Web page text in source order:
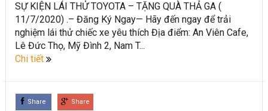
SỰ KIỆN LÁI THỬ TOYOTA – TẶNG QUÀ THẢ GA (
11/7/2020) .– Đăng Ký Ngay— Hãy đến ngay để trải
nghiệm lái thử chiếc xe yêu thích Địa điểm: An Viên Cafe,
Lê Đức Thọ, Mỹ Đình 2, Nam T...
Chi tiết
Share Share